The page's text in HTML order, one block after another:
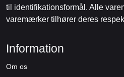
til identifikationsformål. Alle
varemærker tilhører deres
Information
Om os